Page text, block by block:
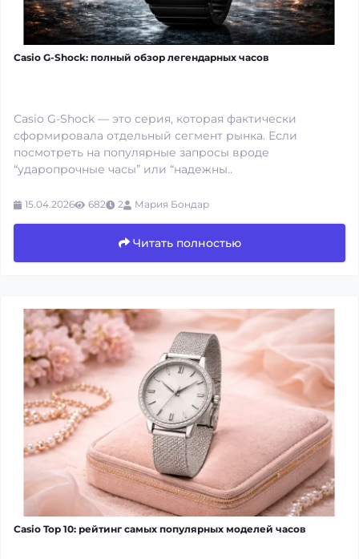
Casio G-Shock: полный обзор легендарных часов
Casio G-Shock — это серия, которая фактически
сформировала отдельный сегмент рынка. Если
посмотреть на популярные запросы вроде
“ударопрочные часы” или “надежны..
15.04.2026 682 2 Мария Бондар
Читать полностью
Casio Top 10: рейтинг самых популярных моделей часов